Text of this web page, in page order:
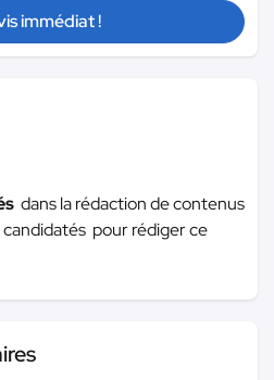
immédiat !
dans la rédaction de contenus
pour rédiger ce